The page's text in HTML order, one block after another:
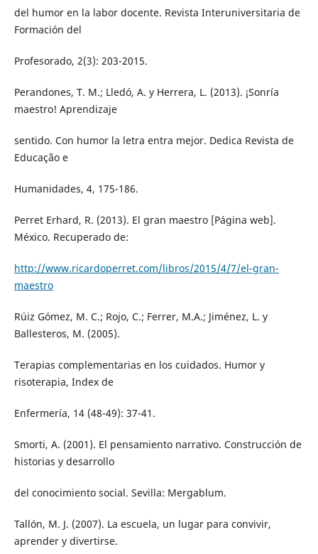
del humor en la labor docente. Revista Interuniversitaria de
Formación del
Profesorado, 2(3): 203-2015.
Perandones, T. M.; Lledó, A. y Herrera, L. (2013). ¡Sonría
maestro! Aprendizaje
sentido. Con humor la letra entra mejor. Dedica Revista de
Educação e
Humanidades, 4, 175-186.
Perret Erhard, R. (2013). El gran maestro [Página web].
México. Recuperado de:
http://www.ricardoperret.com/libros/2015/4/7/el-gran-
maestro
Rúiz Gómez, M. C.; Rojo, C.; Ferrer, M.A.; Jiménez, L. y
Ballesteros, M. (2005).
Terapias complementarias en los cuidados. Humor y
risoterapia, Index de
Enfermería, 14 (48-49): 37-41.
Smorti, A. (2001). El pensamiento narrativo. Construcción de
historias y desarrollo
del conocimiento social. Sevilla: Mergablum.
Tallón, M. J. (2007). La escuela, un lugar para convivir,
aprender y divertirse.